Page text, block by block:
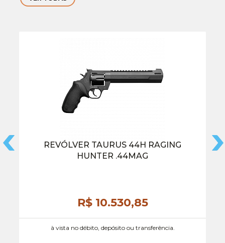
REVÓLVER TAURUS 44H RAGING
HUNTER .44MAG
R$ 10.530,85
à vista no débito, depósito ou transferência.